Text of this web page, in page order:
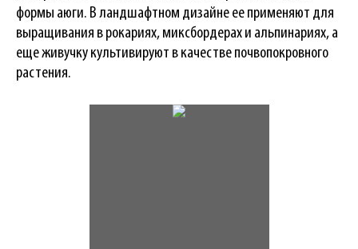
формы аюги. В ландшафтном дизайне ее применяют для
выращивания в рокариях, миксбордерах и альпинариях, а
еще живучку культивируют в качестве почвопокровного
растения.